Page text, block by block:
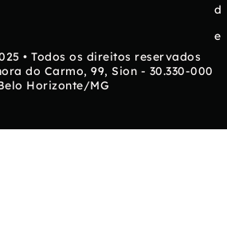
d
e
• Todos os direitos reservados
do Carmo, 99, Sion - 30.330-000
Horizonte/MG